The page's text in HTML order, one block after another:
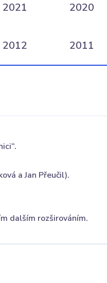
2021 2020
2012 2011
a Jan Přeučil).
dalším rozširováním.